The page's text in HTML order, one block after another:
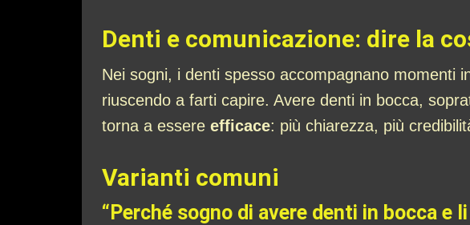
Denti e comunicazione: dire la
Nei sogni, i denti spesso accompagnano momenti
riuscendo a farti capire. Avere denti in bocca,
torna a essere efficace: più chiarezza, più
Varianti comuni
“Perché sogno di avere denti in bocca e